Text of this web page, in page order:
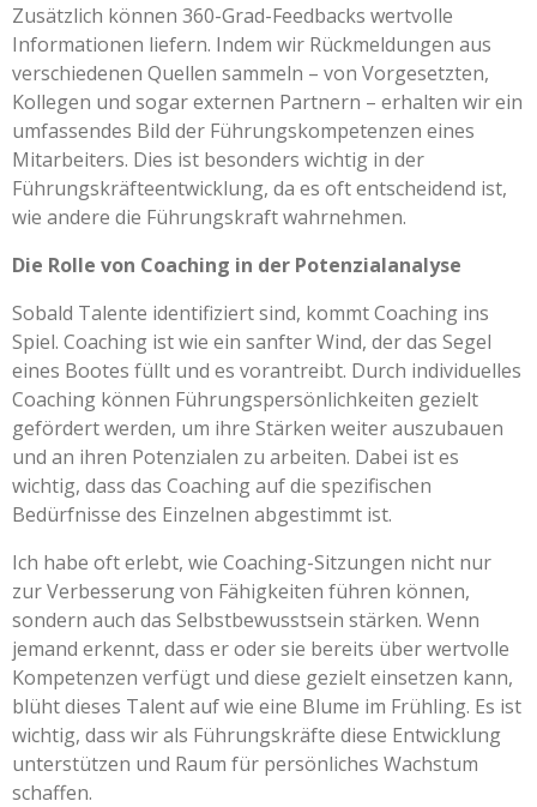
Zusätzlich können 360-Grad-Feedbacks wertvolle
Informationen liefern. Indem wir Rückmeldungen aus
verschiedenen Quellen sammeln – von Vorgesetzten,
Kollegen und sogar externen Partnern – erhalten wir ein
umfassendes Bild der Führungskompetenzen eines
Mitarbeiters. Dies ist besonders wichtig in der
Führungskräfteentwicklung, da es oft entscheidend ist,
wie andere die Führungskraft wahrnehmen.
Die Rolle von Coaching in der Potenzialanalyse
Sobald Talente identifiziert sind, kommt Coaching ins
Spiel. Coaching ist wie ein sanfter Wind, der das Segel
eines Bootes füllt und es vorantreibt. Durch individuelles
Coaching können Führungspersönlichkeiten gezielt
gefördert werden, um ihre Stärken weiter auszubauen
und an ihren Potenzialen zu arbeiten. Dabei ist es
wichtig, dass das Coaching auf die spezifischen
Bedürfnisse des Einzelnen abgestimmt ist.
Ich habe oft erlebt, wie Coaching-Sitzungen nicht nur
zur Verbesserung von Fähigkeiten führen können,
sondern auch das Selbstbewusstsein stärken. Wenn
jemand erkennt, dass er oder sie bereits über wertvolle
Kompetenzen verfügt und diese gezielt einsetzen kann,
blüht dieses Talent auf wie eine Blume im Frühling. Es ist
wichtig, dass wir als Führungskräfte diese Entwicklung
unterstützen und Raum für persönliches Wachstum
schaffen.